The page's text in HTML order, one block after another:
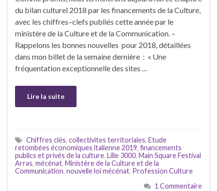
du bilan culturel 2018 par les financements de la Culture,
avec les chiffres–clefs publiés cette année par le
ministère de la Culture et de la Communication. –
Rappelons les bonnes nouvelles pour 2018, détaillées
dans mon billet de la semaine dernière : « Une
fréquentation exceptionnelle des sites …
Lire la suite
Chiffres clés, collectivites territoriales, Etude
retombées économiques italienne 2019, financements
publics et privés de la culture, Lille 3000, Main Square Festival
Arras, mécénat, Ministère de la Culture et de la
Communication, nouvelle loi mécénat, Profession Culture
1 Commentaire